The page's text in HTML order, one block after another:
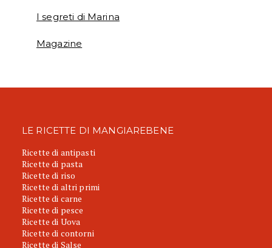
I segreti di Marina
Magazine
LE RICETTE DI MANGIAREBENE
Ricette di antipasti
Ricette di pasta
Ricette di riso
Ricette di altri primi
Ricette di carne
Ricette di pesce
Ricette di Uova
Ricette di contorni
Ricette di Salse